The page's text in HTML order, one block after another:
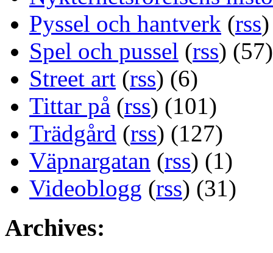
Pyssel och hantverk (rss
Spel och pussel (rss) (57)
Street art (rss) (6)
Tittar på (rss) (101)
Trädgård (rss) (127)
Väpnargatan (rss) (1)
Videoblogg (rss) (31)
Archives: